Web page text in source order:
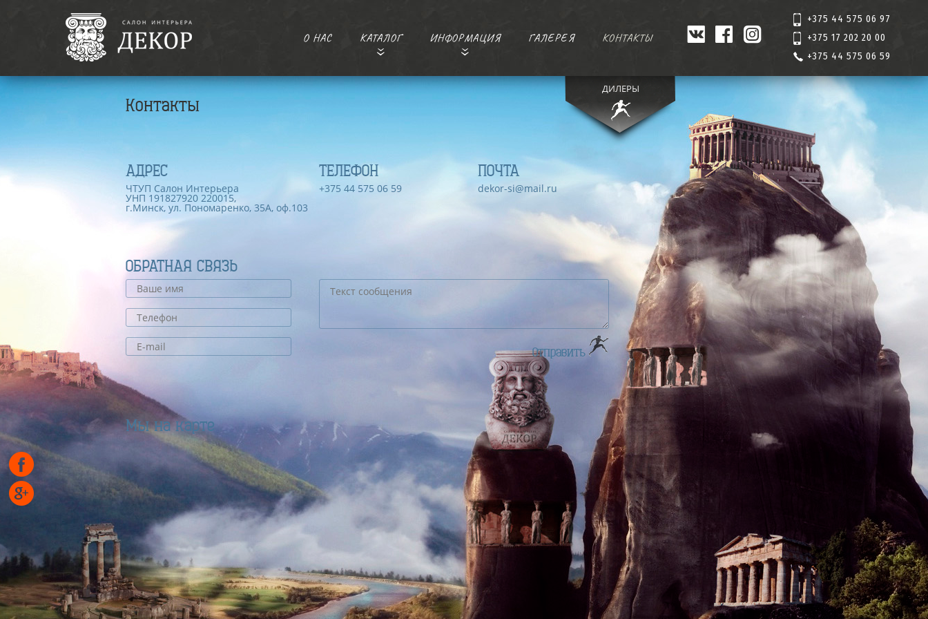
О НАС КАТАЛОГ ИНФОРМАЦИЯ ГАЛЕРЕЯ КОНТАКТЫ
+375 44 575 06 97
+375 17 202 20 00
+375 44 575 06 59
ДИЛЕРЫ
Контакты
АДРЕС
ЧТУП Салон Интерьера
УНП 191827920 220015,
г.Минск, ул. Пономаренко, 35А, оф.103
ТЕЛЕФОН
+375 44 575 06 59
ПОЧТА
dekor-si@mail.ru
ОБРАТНАЯ СВЯЗЬ
Отправить
Мы на карте